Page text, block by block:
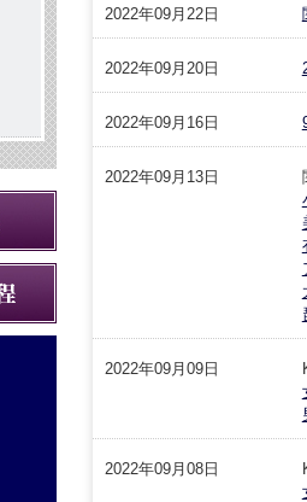
2022年09月22日
2022年09月20日
2022年09月16日
2022年09月13日
2022年09月09日
2022年09月08日